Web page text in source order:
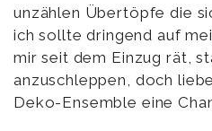
unzählen Übertöpfe die
ich sollte dringend auf
mir seit dem Einzug rät,
anzuschleppen, doch
Deko-Ensemble eine